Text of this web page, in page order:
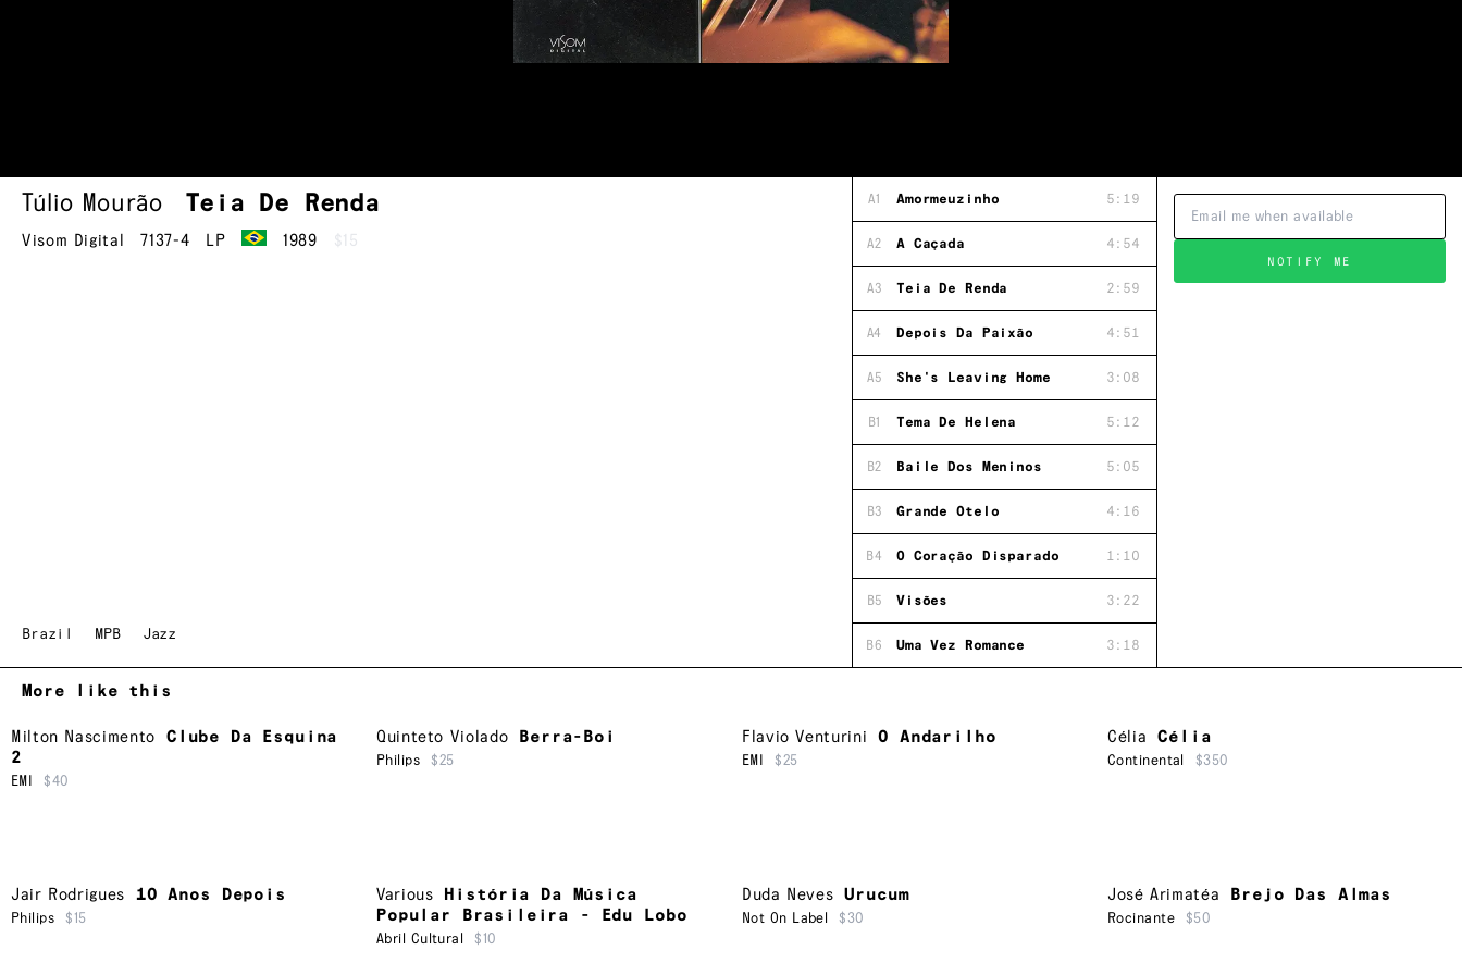
Túlio Mourão Teia De Renda
Visom Digital 7137-4 LP 1989 $15
Brazil MPB Jazz
A1 Amormeuzinho 5:19
A2 A Caçada 4:54
A3 Teia De Renda 2:59
A4 Depois Da Paixão 4:51
A5 She's Leaving Home 3:08
B1 Tema De Helena 5:12
B2 Baile Dos Meninos 5:05
B3 Grande Otelo 4:16
B4 O Coração Disparado 1:10
B5 Visões 3:22
B6 Uma Vez Romance 3:18
NOTIFY ME
More like this
Milton Nascimento
Clube Da Esquina
2
EMI $40
Quinteto Violado Berra-Boi
Philips $25
Flavio Venturini O Andarilho
EMI $25
Célia Célia
Continental $350
Jair Rodrigues 10 Anos Depois
Philips $15
Various
História Da Música
Popular Brasileira - Edu Lobo
Abril Cultural $10
Duda Neves Urucum
Not On Label $30
José Arimatéa Brejo Das Almas
Rocinante $50